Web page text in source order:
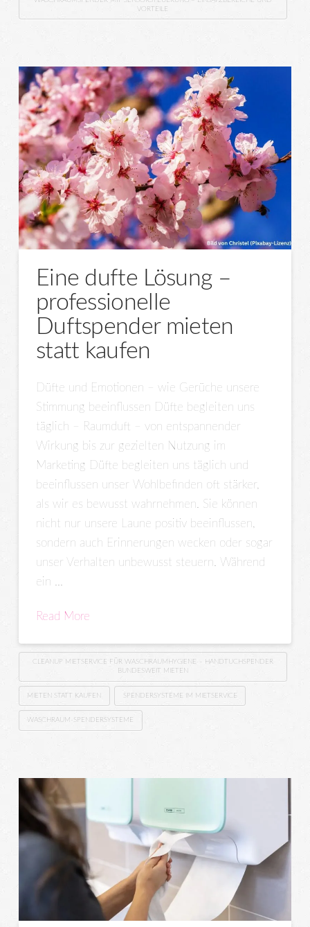
VORTEILE
Eine dufte Lösung –
professionelle
Duftspender mieten
statt kaufen
Düfte und Emotionen – wie Gerüche unsere
Stimmung beeinflussen Düfte begleiten uns
täglich – Raumduft – von entspannender
Wirkung bis zur gezielten Nutzung im
Marketing Düfte begleiten uns täglich und
beeinflussen unser Wohlbefinden oft stärker,
als wir es bewusst wahrnehmen. Sie können
nicht nur unsere Laune positiv beeinflussen,
sondern auch Erinnerungen wecken oder sogar
unser Verhalten unbewusst steuern. Während
ein …
Read More
CLEANUP MIETSERVICE FÜR WASCHRAUMHYGIENE – HANDTUCHSPENDER
BUNDESWEIT MIETEN
MIETEN STATT KAUFEN SPENDERSYSTEME IM MIETSERVICE
WASCHRAUM-SPENDERSYSTEME